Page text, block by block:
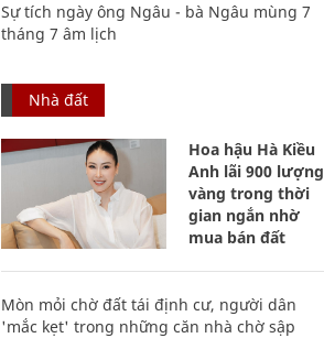
Sự tích ngày ông Ngâu - bà Ngâu mùng 7
tháng 7 âm lịch
Nhà đất
Hoa hậu Hà Kiều
Anh lãi 900 lượng
vàng trong thời
gian ngắn nhờ
mua bán đất
Mòn mỏi chờ đất tái định cư, người dân
'mắc kẹt' trong những căn nhà chờ sập